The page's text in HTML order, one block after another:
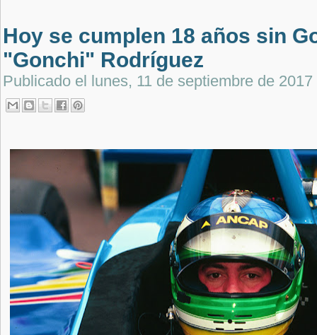
Hoy se cumplen 18 años sin
"Gonchi" Rodríguez
Publicado el lunes, 11 de septiembre de 2017